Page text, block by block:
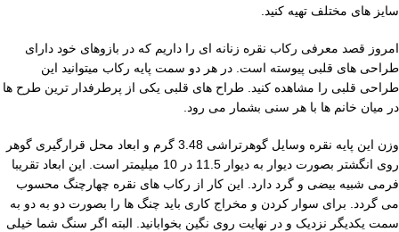
سایز های مختلف تهیه کنید.
امروز قصد معرفی رکاب نقره زنانه ای را داریم که در بازوهای خود دارای
طراحی های قلبی پیوسته است. در هر دو سمت پایه رکاب میتوانید این
طراحی قلبی را مشاهده کنید. طراح های قلبی یکی از پرطرفدار ترین طرح ها
در میان خانم ها با هر سنی بشمار می رود.
وزن این پایه نقره وسایل گوهرتراشی 3.48 گرم و ابعاد محل قرارگیری گوهر
روی انگشتر بصورت دیوار به دیوار 11.5 در 10 میلیمتر است. این ابعاد تقریبا
فرمی شبیه بیضی و گرد دارد. این کار از رکاب های نقره چهارچنگ محسوب
می گردد. برای سوار کردن و مخراج کاری باید چنگ ها را بصورت دو به دو به
سمت یکدیگر نزدیک و در نهایت روی نگین بخوابانید. البته اگر سنگ شما خیلی